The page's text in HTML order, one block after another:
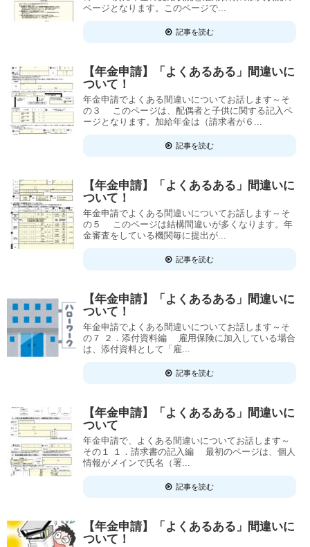
ページとなります。このページで...
記事を読む
【年金申請】「よくあるある」間違いに
ついて！
年金申請でよくある間違いについてお話します～そ
の３ このページは、配偶者と子供に関する記入ペ
ージとなります。加給年金は（請求者が６...
記事を読む
【年金申請】「よくあるある」間違いに
ついて！
年金申請でよくある間違いについてお話します～そ
の５ このページは結構間違いが多くなります。年
金審査をしている機関毎に提出が...
記事を読む
【年金申請】「よくあるある」間違いに
ついて！
年金申請でよくある間違いについてお話します～そ
の７ ２．添付資料編 雇用保険に加入している場合
は、添付資料として「雇...
記事を読む
【年金申請】「よくあるある」間違いに
ついて
年金申請で、よくある間違いについてお話します～
その１ １．請求書の記入編 最初のページは、個人
情報がメインで氏名（署...
記事を読む
【年金申請】「よくあるある」間違いに
ついて！